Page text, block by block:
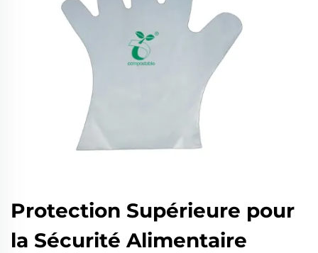
Protection Supérieure pour
la Sécurité Alimentaire